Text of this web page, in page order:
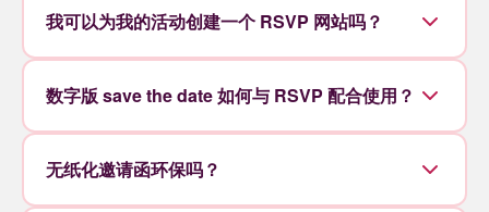
我可以为我的活动创建一个 RSVP 网站吗？
数字版 save the date 如何与 RSVP 配合使用？
无纸化邀请函环保吗？